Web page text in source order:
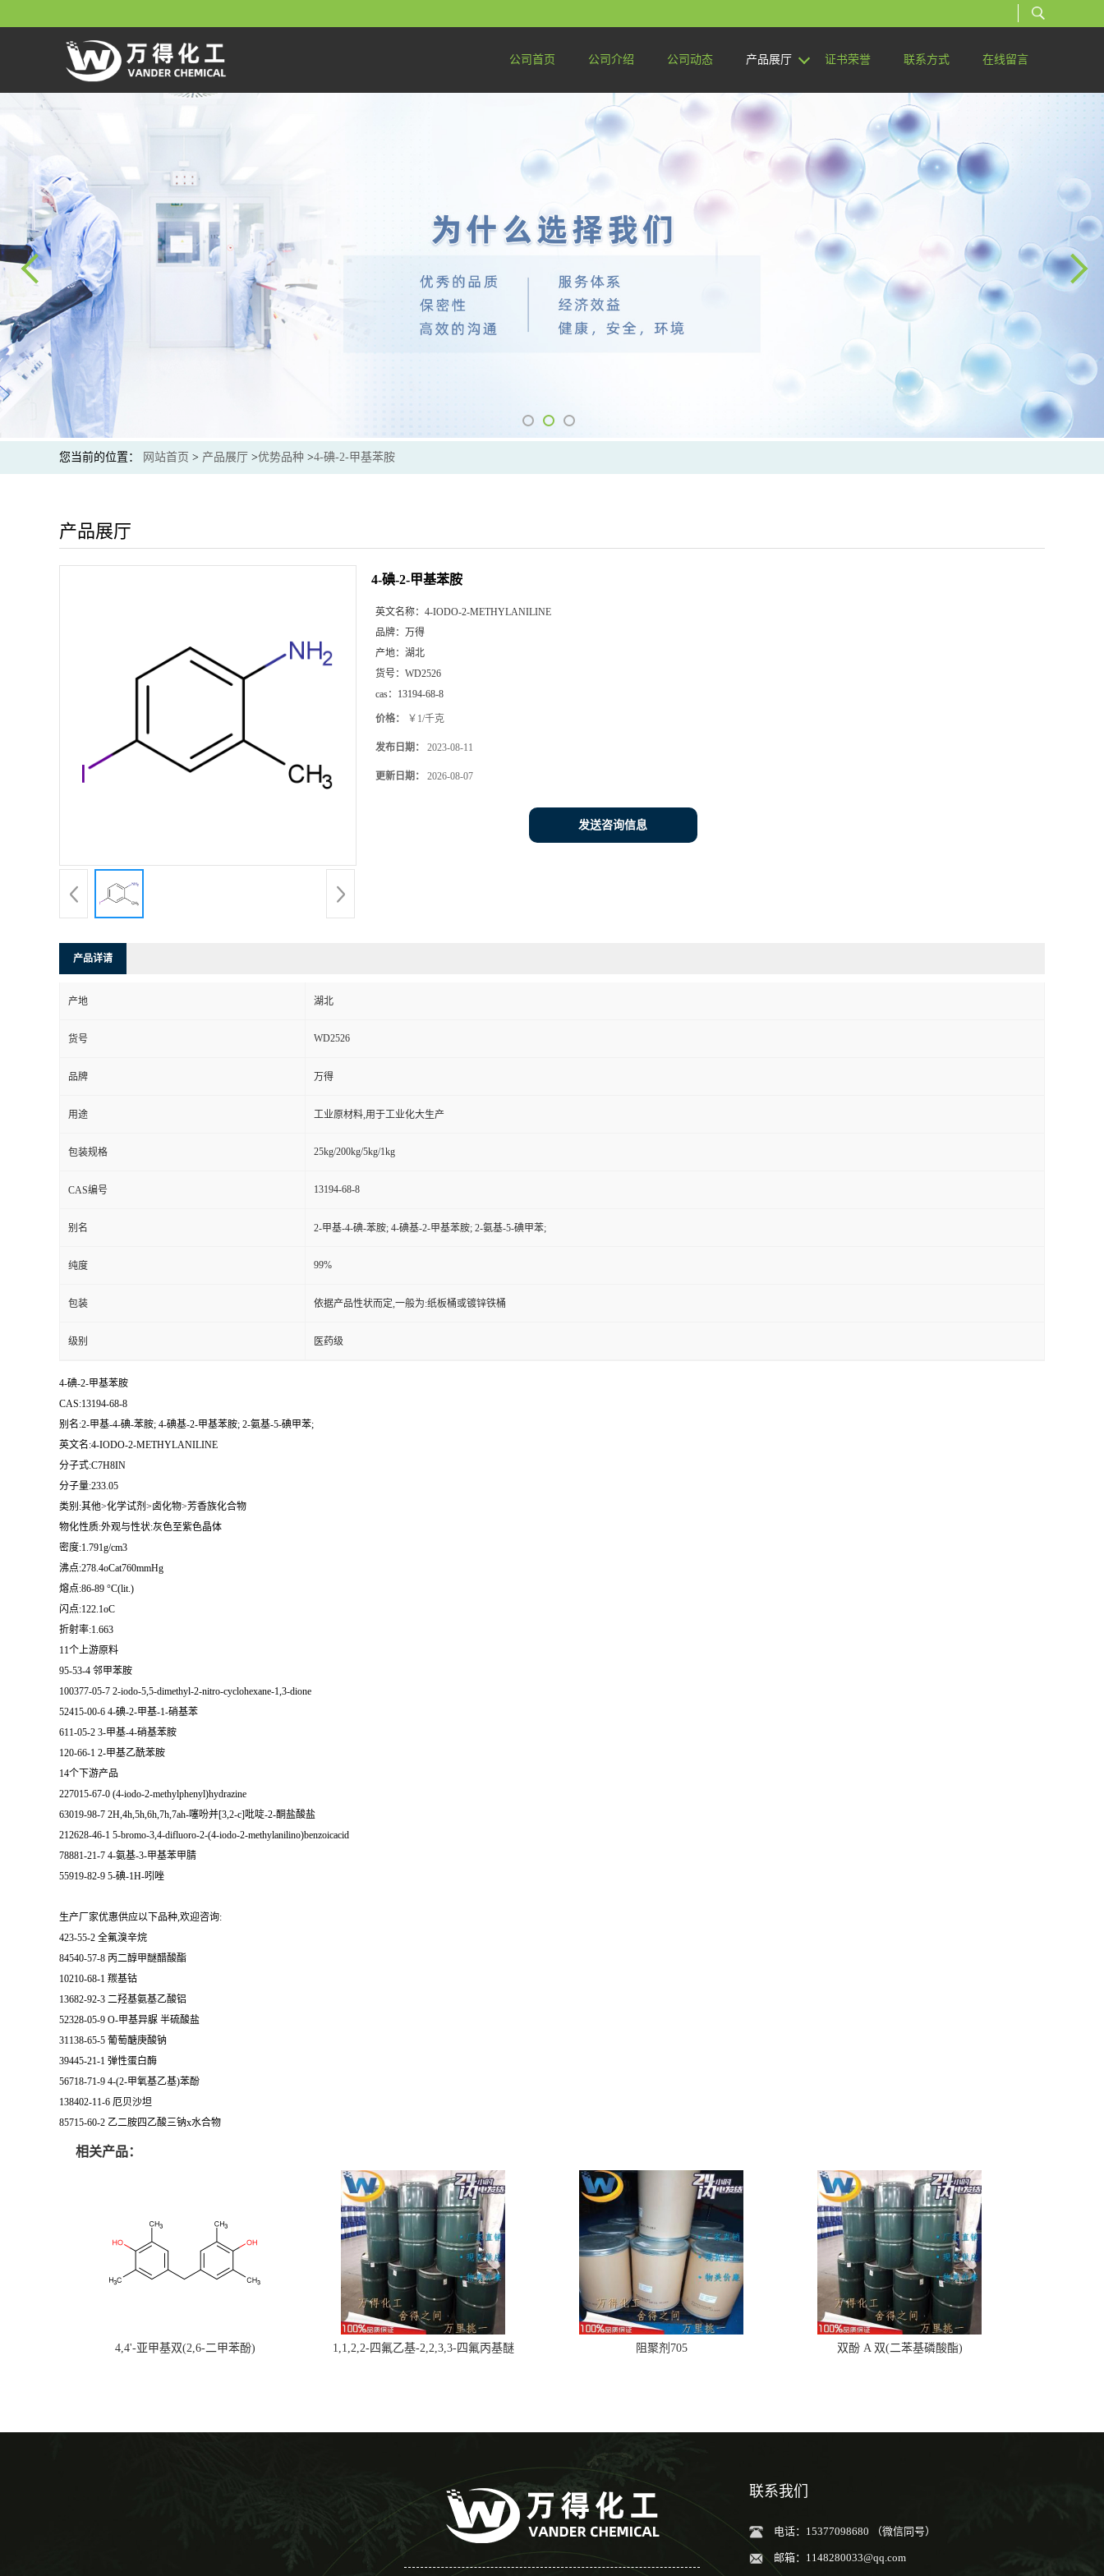
公司首页 公司介绍 公司动态 产品展厅 证书荣誉 联系方式 在线留言
您当前的位置： 网站首页 > 产品展厅 >优势品种 >4-碘-2-甲基苯胺
产品展厅
4-碘-2-甲基苯胺
英文名称： 4-IODO-2-METHYLANILINE
品牌： 万得
产地： 湖北
货号： WD2526
cas： 13194-68-8
价格： ￥1/千克
发布日期： 2023-08-11
更新日期： 2026-08-07
发送咨询信息
产品详请
产地 湖北
货号 WD2526
品牌 万得
用途 工业原材料,用于工业化大生产
包装规格 25kg/200kg/5kg/1kg
CAS编号 13194-68-8
别名 2-甲基-4-碘-苯胺; 4-碘基-2-甲基苯胺; 2-氨基-5-碘甲苯;
纯度 99%
包装 依据产品性状而定,一般为:纸板桶或镀锌铁桶
级别 医药级
4-碘-2-甲基苯胺
CAS:13194-68-8
别名:2-甲基-4-碘-苯胺; 4-碘基-2-甲基苯胺; 2-氨基-5-碘甲苯;
英文名:4-IODO-2-METHYLANILINE
分子式:C7H8IN
分子量:233.05
类别:其他>化学试剂>卤化物>芳香族化合物
物化性质:外观与性状:灰色至紫色晶体
密度:1.791g/cm3
沸点:278.4oCat760mmHg
熔点:86-89 °C(lit.)
闪点:122.1oC
折射率:1.663
11个上游原料
95-53-4 邻甲苯胺
100377-05-7 2-iodo-5,5-dimethyl-2-nitro-cyclohexane-1,3-dione
52415-00-6 4-碘-2-甲基-1-硝基苯
611-05-2 3-甲基-4-硝基苯胺
120-66-1 2-甲基乙酰苯胺
14个下游产品
227015-67-0 (4-iodo-2-methylphenyl)hydrazine
63019-98-7 2H,4h,5h,6h,7h,7ah-噻吩并[3,2-c]吡啶-2-酮盐酸盐
212628-46-1 5-bromo-3,4-difluoro-2-(4-iodo-2-methylanilino)benzoicacid
78881-21-7 4-氨基-3-甲基苯甲腈
55919-82-9 5-碘-1H-吲唑
生产厂家优惠供应以下品种,欢迎咨询:
423-55-2 全氟溴辛烷
84540-57-8 丙二醇甲醚醋酸酯
10210-68-1 羰基钴
13682-92-3 二羟基氨基乙酸铝
52328-05-9 O-甲基异脲 半硫酸盐
31138-65-5 葡萄醣庚酸钠
39445-21-1 弹性蛋白酶
56718-71-9 4-(2-甲氧基乙基)苯酚
138402-11-6 厄贝沙坦
85715-60-2 乙二胺四乙酸三钠x水合物
相关产品：
4,4'-亚甲基双(2,6-二甲苯酚) 1,1,2,2-四氟乙基-2,2,3,3-四氟丙基醚 阻聚剂705 双酚 A 双(二苯基磷酸酯)
联系我们
电话：15377098680 （微信同号）
邮箱： 1148280033@qq.com